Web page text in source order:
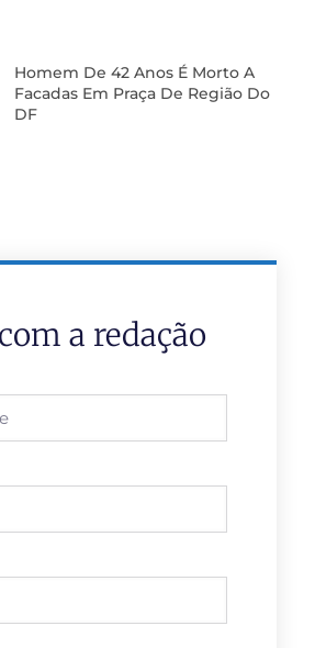
Homem De 42 Anos É Morto A
Facadas Em Praça De Região Do
DF
a redação